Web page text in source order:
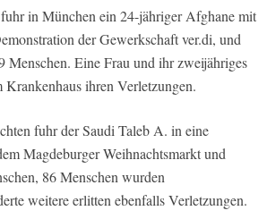
in München ein 24-jähriger Afghane mit
der Gewerkschaft ver.di, und
Menschen. Eine Frau und ihr zweijähriges
ihren Verletzungen.
fuhr der Saudi Taleb A. in eine
Magdeburger Weihnachtsmarkt und
86 Menschen wurden
weitere erlitten ebenfalls Verletzungen.